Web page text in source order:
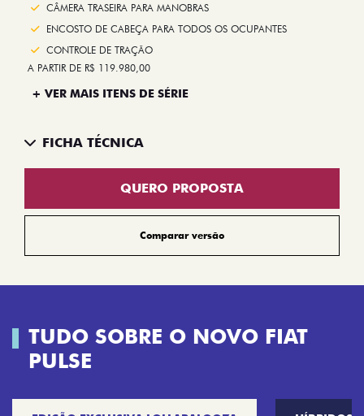
CÂMERA TRASEIRA PARA MANOBRAS
ENCOSTO DE CABEÇA PARA TODOS OS OCUPANTES
CONTROLE DE TRAÇÃO
A PARTIR DE R$ 119.980,00
+ VER MAIS ITENS DE SÉRIE
FICHA TÉCNICA
QUERO PROPOSTA
Comparar versão
TUDO SOBRE O NOVO FIAT
PULSE